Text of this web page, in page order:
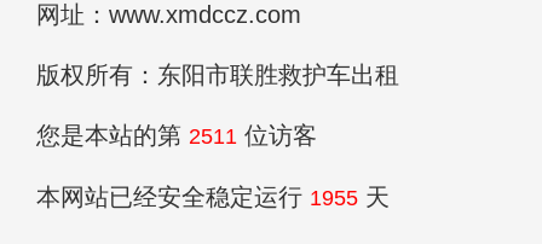
网址：www.xmdccz.com
版权所有：东阳市联胜救护车出租
您是本站的第 2511 位访客
本网站已经安全稳定运行 1955 天